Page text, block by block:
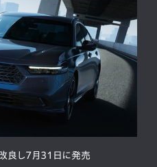
良し7月31日に発売